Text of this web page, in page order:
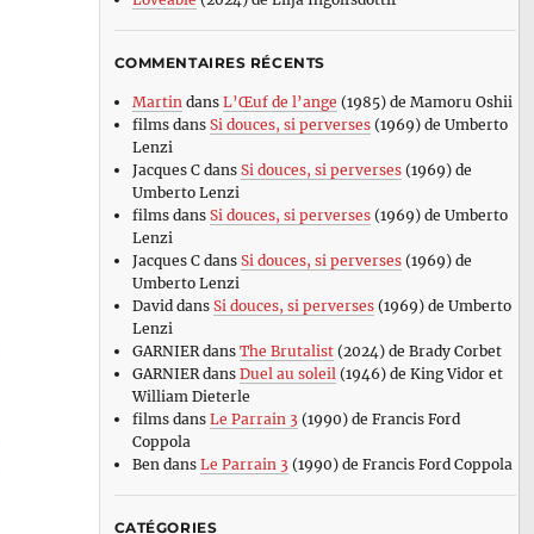
COMMENTAIRES RÉCENTS
Martin dans L’Œuf de l’ange (1985) de Mamoru Oshii
filmsdans Si douces, si perverses(1969) de Umberto
Lenzi
Jacques Cdans Si douces, si perverses(1969) de
Umberto Lenzi
filmsdans Si douces, si perverses(1969) de Umberto
Lenzi
Jacques Cdans Si douces, si perverses(1969) de
Umberto Lenzi
David dans Si douces, si perverses(1969) de Umberto
Lenzi
GARNIERdans The Brutalist(2024) de Brady Corbet
GARNIERdans Duel au soleil (1946) de King Vidor et
William Dieterle
filmsdans Le Parrain 3 (1990) de Francis Ford
Coppola
Ben dans Le Parrain 3 (1990) de Francis Ford Coppola
CATÉGORIES